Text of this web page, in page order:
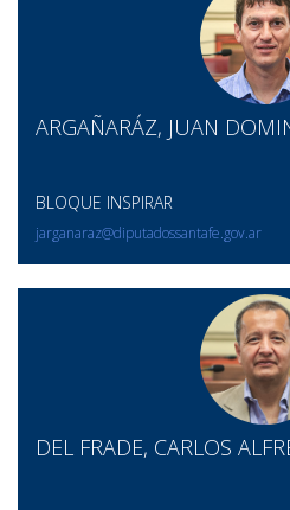
ARGAÑARÁZ, JUAN
BLOQUE INSPIRAR
jarganaraz@diputadossantafe.gov.ar
DEL FRADE, CARLOS